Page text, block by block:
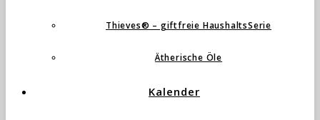
Thieves® – giftfreie HaushaltsSerie
Ätherische Öle
Kalender